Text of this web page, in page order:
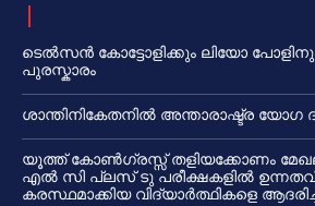
ടെൽസൻ കോട്ടോളിക്കും ലിയോ
പുരസ്കാരം
ശാന്തിനികേതനിൽ അന്താരാഷ്ട്ര യോഗ
യൂത്ത് കോൺഗ്രസ്സ് തളിയക്കോണം
എൽ സി പ്ലസ് ടു പരീക്ഷകളിൽ
കരസ്ഥമാക്കിയ വിദ്യാർത്ഥികളെ